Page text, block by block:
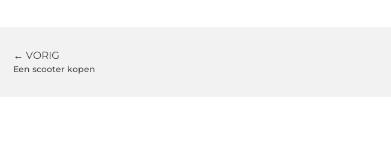
← VORIG
Een scooter kopen